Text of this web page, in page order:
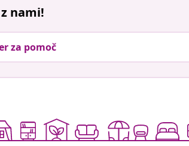
nami!
za pomoč